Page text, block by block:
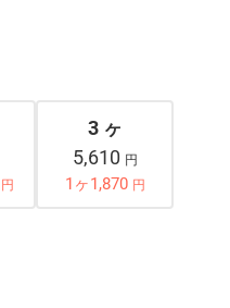
円
3 ヶ
5,610 円
1ヶ1,870 円